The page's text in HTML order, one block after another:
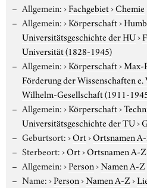
Allgemein:›Fachgebiet›Chemie
Allgemein:›Körperschaft›
Universitätsgeschichte der HU›
Universität (1828-1945)
Allgemein:›Körperschaft›Max-
Förderung der Wissenschaften e.
Wilhelm-Gesellschaft (1911-
Allgemein:›Körperschaft›
Universitätsgeschichte der TU›
Geburtsort:›Ort›Ortsnamen
Sterbeort:›Ort›Ortsnamen A-Z
Allgemein:›Person›Namen A-Z
Name:›Person›Namen A-Z›